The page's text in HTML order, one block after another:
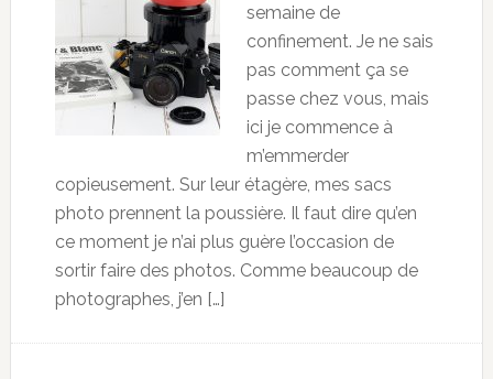
semaine de
confinement. Je ne sais
pas comment ça se
passe chez vous, mais
ici je commence à
m’emmerder
copieusement. Sur leur étagère, mes sacs
photo prennent la poussière. Il faut dire qu’en
ce moment je n’ai plus guère l’occasion de
sortir faire des photos. Comme beaucoup de
photographes, j’en […]